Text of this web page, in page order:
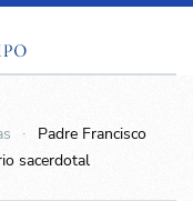
Padre Francisco
sacerdotal